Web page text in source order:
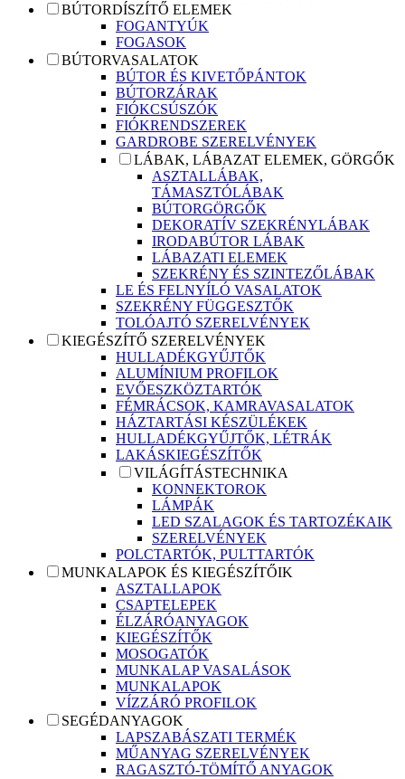
BÚTORDÍSZÍTŐ ELEMEK
FOGANTYÚK
FOGASOK
BÚTORVASALATOK
BÚTOR ÉS KIVETŐPÁNTOK
BÚTORZÁRAK
FIÓKCSÚSZÓK
FIÓKRENDSZEREK
GARDROBE SZERELVÉNYEK
LÁBAK, LÁBAZAT ELEMEK, GÖRGŐK
ASZTALLÁBAK,
TÁMASZTÓLÁBAK
BÚTORGÖRGŐK
DEKORATÍV SZEKRÉNYLÁBAK
IRODABÚTOR LÁBAK
LÁBAZATI ELEMEK
SZEKRÉNY ÉS SZINTEZŐLÁBAK
LE ÉS FELNYÍLÓ VASALATOK
SZEKRÉNY FÜGGESZTŐK
TOLÓAJTÓ SZERELVÉNYEK
KIEGÉSZÍTŐ SZERELVÉNYEK
HULLADÉKGYŰJTŐK
ALUMÍNIUM PROFILOK
EVŐESZKÖZTARTÓK
FÉMRÁCSOK, KAMRAVASALATOK
HÁZTARTÁSI KÉSZÜLÉKEK
HULLADÉKGYŰJTŐK, LÉTRÁK
LAKÁSKIEGÉSZÍTŐK
VILÁGÍTÁSTECHNIKA
KONNEKTOROK
LÁMPÁK
LED SZALAGOK ÉS TARTOZÉKAIK
SZERELVÉNYEK
POLCTARTÓK, PULTTARTÓK
MUNKALAPOK ÉS KIEGÉSZÍTŐIK
ASZTALLAPOK
CSAPTELEPEK
ÉLZÁRÓANYAGOK
KIEGÉSZÍTŐK
MOSOGATÓK
MUNKALAP VASALÁSOK
MUNKALAPOK
VÍZZÁRÓ PROFILOK
SEGÉDANYAGOK
LAPSZABÁSZATI TERMÉK
MŰANYAG SZERELVÉNYEK
RAGASZTÓ-TÖMÍTŐ ANYAGOK